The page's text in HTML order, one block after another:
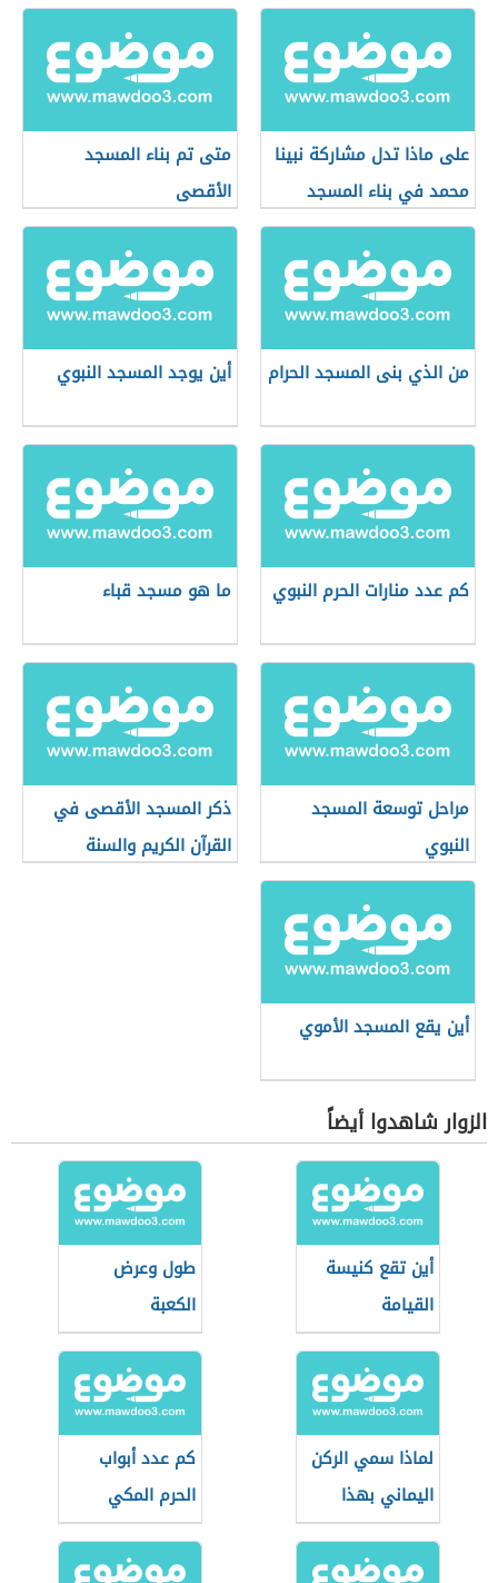
على ماذا تدل مشاركة نبينا
محمد في بناء المسجد
متى تم بناء المسجد
الأقصى
من الذي بنى المسجد الحرام أين يوجد المسجد النبوي
كم عدد منارات الحرم النبوي ما هو مسجد قباء
مراحل توسعة المسجد
النبوي
ذكر المسجد الأقصى في
القرآن الكريم والسنة
أين يقع المسجد الأموي
الزوار شاهدوا أيضاً
أين تقع كنيسة
القيامة
طول وعرض
الكعبة
لماذا سمي الركن
اليماني بهذا
الاسم
كم عدد أبواب
الحرم المكي